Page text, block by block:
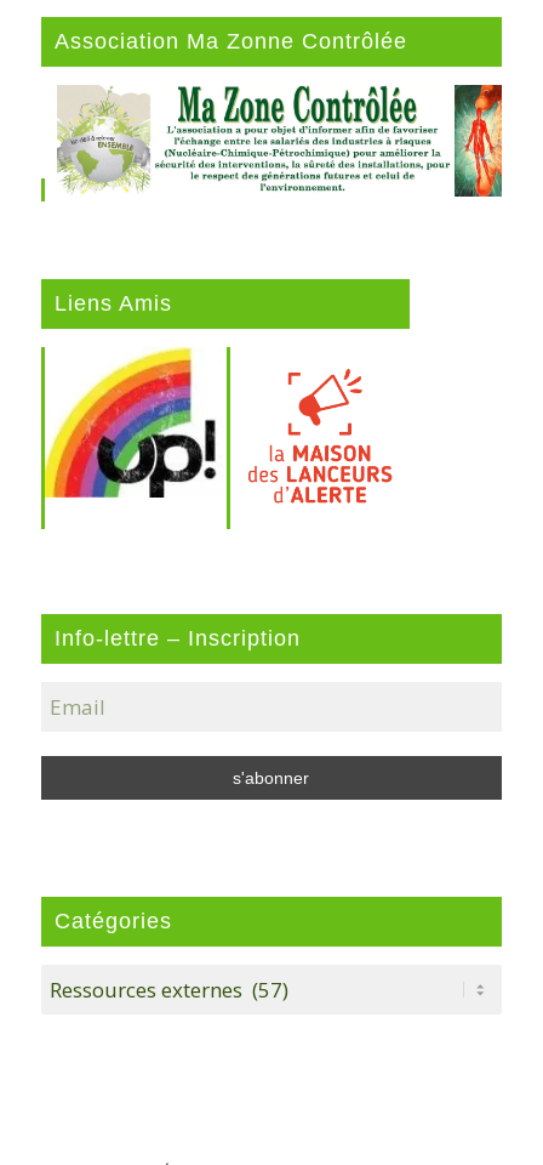
Association Ma Zonne Contrôlée
Liens Amis
Info-lettre – Inscription
Catégories
Catégories